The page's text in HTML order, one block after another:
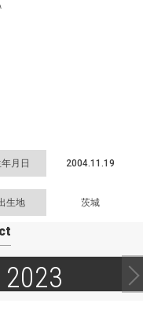
月日 2004.11.19
生地 茨城
2023